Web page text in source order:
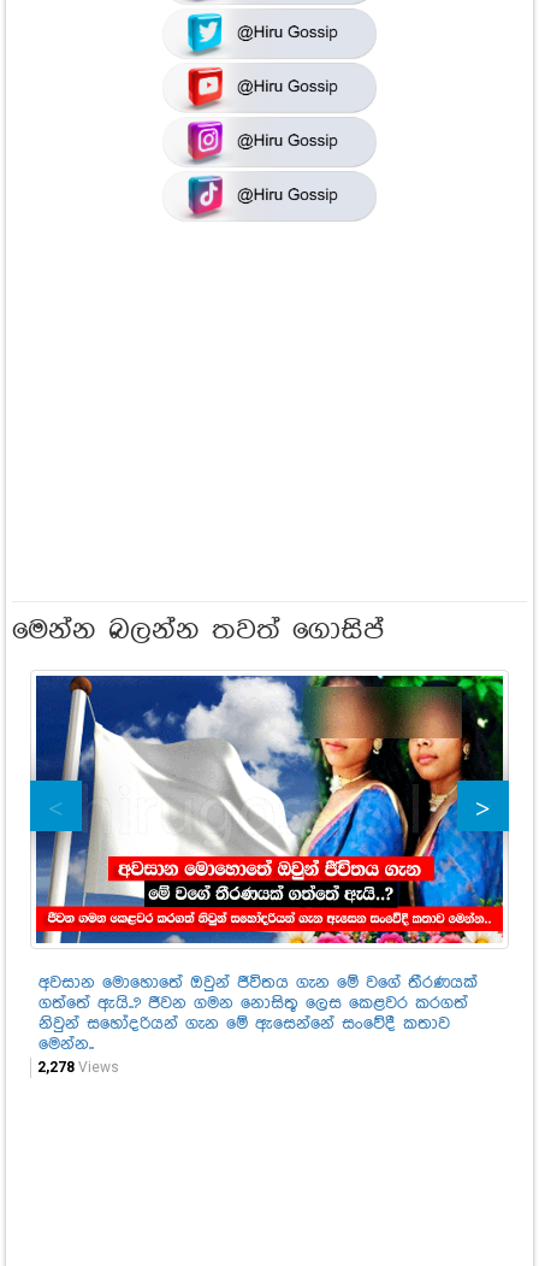
මෙන්න බලන්න තවත් ගොසිප්
අවසාන මොහොතේ ඔවුන් ජීවිතය ගැන මේ වගේ තීරණයක්
ගත්තේ ඇයි..? ජීවන ගමන නොසිතූ ලෙස කෙළවර කරගත්
නිවුන් සහෝදරියන් ගැන මේ ඇසෙන්නේ සංවේදී කතාව
මෙන්න..
2,278 Views